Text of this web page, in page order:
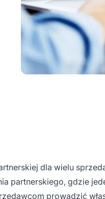
dla wielu
partnerskiego, gdzie
prowadzić